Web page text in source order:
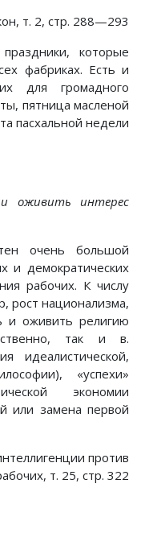
т. 2, стр. 288—293
которые
фабриках. Есть и
для громадного
пятница масленой
пасхальной недели
оживить интерес
очень большой
и демократических
рабочих. К числу
рост национализма,
и оживить религию
так и в.
идеалистической,
«успехи»
экономии
или замена первой
против
т. 25, стр. 322